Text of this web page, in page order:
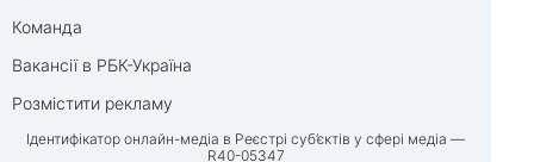
Команда
Вакансії в РБК-Україна
Розмістити рекламу
Ідентифікатор онлайн-медіа в Реєстрі суб’єктів у сфері медіа —
R40-05347